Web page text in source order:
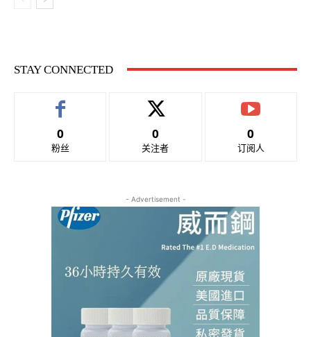
STAY CONNECTED
0
粉丝
0
关注者
0
订阅人
- Advertisement -